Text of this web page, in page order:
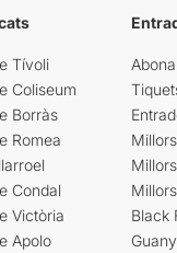
Tívoli
Coliseum
Borràs
Romea
Condal
Victòria
Apolo
Black